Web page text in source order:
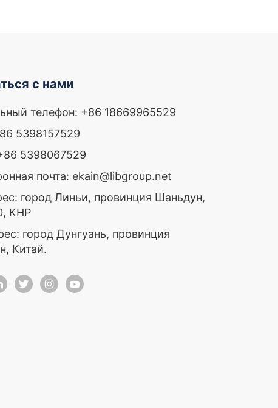
с нами
телефон: +86 18669965529
5398157529
5398067529
почта: ekain@libgroup.net
город Линьи, провинция Шаньдун,
КНР
город Дунгуань, провинция
Китай.